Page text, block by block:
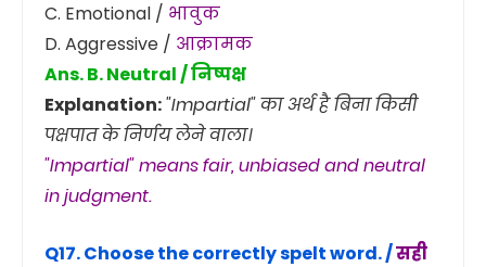
C. Emotional / भावुक
D. Aggressive / आक्रामक
Ans. B. Neutral / निष्पक्ष
Explanation:"Impartial" का अर्थ है बिना किसी
पक्षपात के निर्णय लेने वाला।
"Impartial" means fair, unbiased and neutral
in judgment.
Q17. Choose the correctly spelt word. /सही